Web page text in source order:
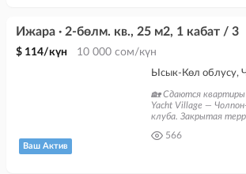
Ижара · 2-бөлм. кв., 25 м2, 1 кабат / 3
$ 114/күн 10 000 сом/күн
Ваш Актив
Ысык-Көл облусу,
🏡 Сдаются квартиры
Yacht Village —
клуба. Закрытая
566